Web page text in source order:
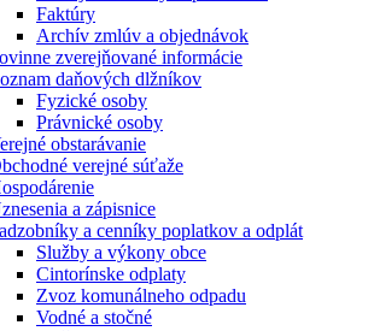
Faktúry
Archív zmlúv a objednávok
zverejňované informácie
daňových dlžníkov
Fyzické osoby
Právnické osoby
obstarávanie
verejné súťaže
a zápisnice
a cenníky poplatkov a odplát
Služby a výkony obce
Cintorínske odplaty
Zvoz komunálneho odpadu
Vodné a stočné